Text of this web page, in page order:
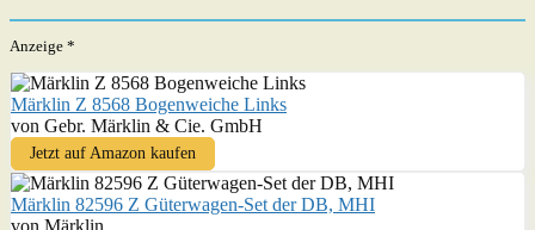
Anzeige *
Märklin Z 8568 Bogenweiche Links
von Gebr. Märklin & Cie. GmbH
Jetzt auf Amazon kaufen
Märklin 82596 Z Güterwagen-Set der DB, MHI
von Märklin